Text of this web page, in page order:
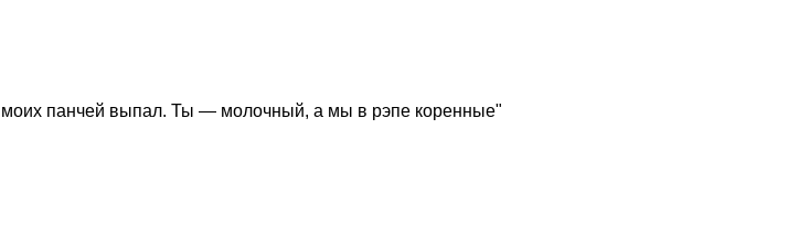
панчей выпал. Ты — молочный, а мы в рэпе коренные"